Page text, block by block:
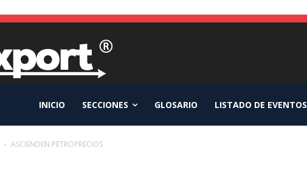
INICIO SECCIONES GLOSARIO LISTADO DE EVENTOS
ASCIENDEN PETROPRECIOS